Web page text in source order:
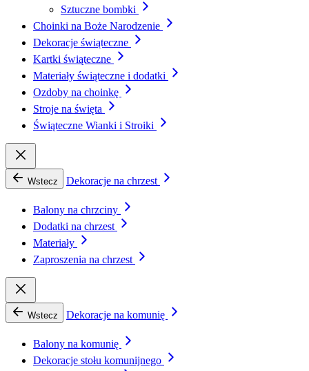
Sztuczne bombki
Choinki na Boże Narodzenie
Dekoracje świąteczne
Kartki świąteczne
Materiały świąteczne i dodatki
Ozdoby na choinkę
Stroje na święta
Świąteczne Wianki i Stroiki
Wstecz Dekoracje na chrzest
Balony na chrzciny
Dodatki na chrzest
Materiały
Zaproszenia na chrzest
Wstecz Dekoracje na komunię
Balony na komunię
Dekoracje stołu komunijnego